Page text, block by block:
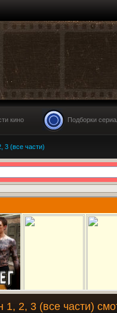
кино Подборки
3 (все части)
2, 3 (все части)